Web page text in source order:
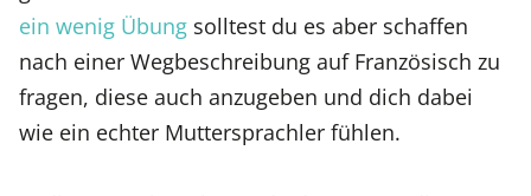
ein wenig Übung solltest du es aber schaffen
nach einer Wegbeschreibung auf Französisch zu
fragen, diese auch anzugeben und dich dabei
wie ein echter Muttersprachler fühlen.